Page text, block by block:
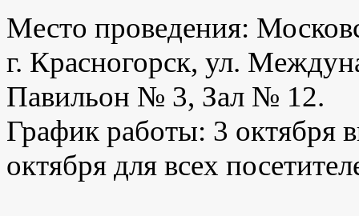
Место проведения:
г. Красногорск, ул.
Павильон № 3, Зал № 12.
График работы: 3 октября
октября для всех